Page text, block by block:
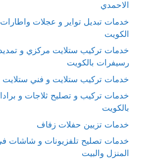
الاحمدي
خدمات تبديل تواير و عجلات
الكويت
خدمات تركيب ستلايت مركزي و
رسيفرات بالكويت
خدمات تركيب ستلايت و فني ستلايت
خدمات تركيب و تصليح ثلاجات و
بالكويت
خدمات تزيين حفلات زفاف
خدمات تصليح تلفزيونات و شاشات
المنزل والبيت